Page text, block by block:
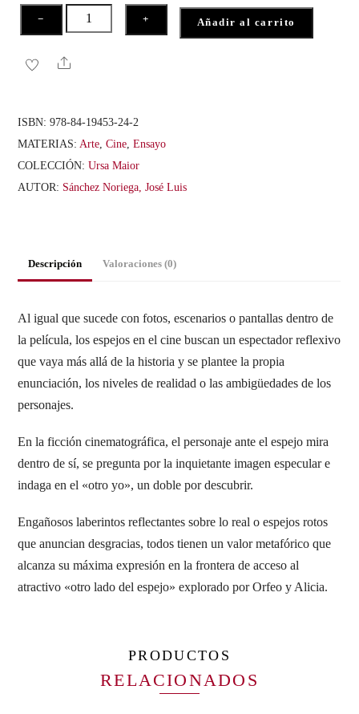
5
−
pantalla
plateada.
los
espejos
en
el
+ Añadir al carrito
Share
ISBN:978-84-19453-24-2
MATERIAS: Arte ,Cine ,Ensayo
COLECCIÓN:Ursa Maior
AUTOR: Sánchez Noriega, José Luis
Descripción Valoraciones (0)
Al igual que sucede con fotos, escenarios o pantallas dentro de
la película, los espejos en el cine buscan un espectador reflexivo
que vaya más allá de la historia y se plantee la propia
enunciación, los niveles de realidad o las ambigüedades de los
personajes.
En la ficción cinematográfica, el personaje ante el espejo mira
dentro de sí, se pregunta por la inquietante imagen especular e
indaga en el «otro yo», un doble por descubrir.
Engañosos laberintos reflectantes sobre lo real o espejos rotos
que anuncian desgracias, todos tienen un valor metafórico que
alcanza su máxima expresión en la frontera de acceso al
atractivo «otro lado del espejo» explorado por Orfeo y Alicia.
PRODUCTOS
RELACIONADOS